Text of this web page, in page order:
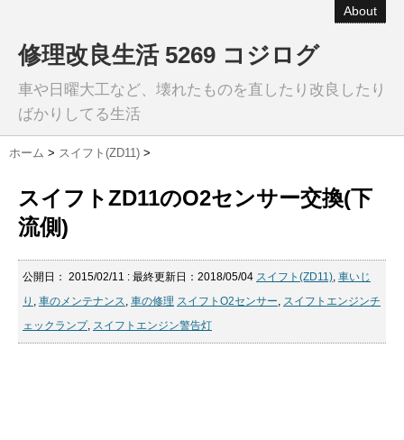
About
修理改良生活 5269 コジログ
車や日曜大工など、壊れたものを直したり改良したり
ばかりしてる生活
ホーム > スイフト(ZD11) >
スイフトZD11のO2センサー交換(下
流側)
公開日： 2015/02/11 : 最終更新日：2018/05/04 スイフト(ZD11), 車いじ
り , 車のメンテナンス, 車の修理 スイフトO2センサー, スイフトエンジンチ
ェックランプ, スイフトエンジン警告灯